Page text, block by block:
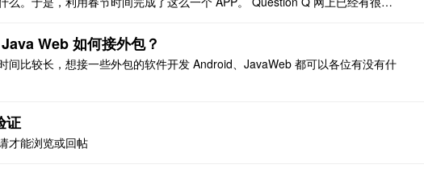
有更直观 ..
Web 如何接外包？
间比较长，想接一些外包的软件开发 Android、JavaWeb 都可以各位有没有什
证
才能浏览或回帖